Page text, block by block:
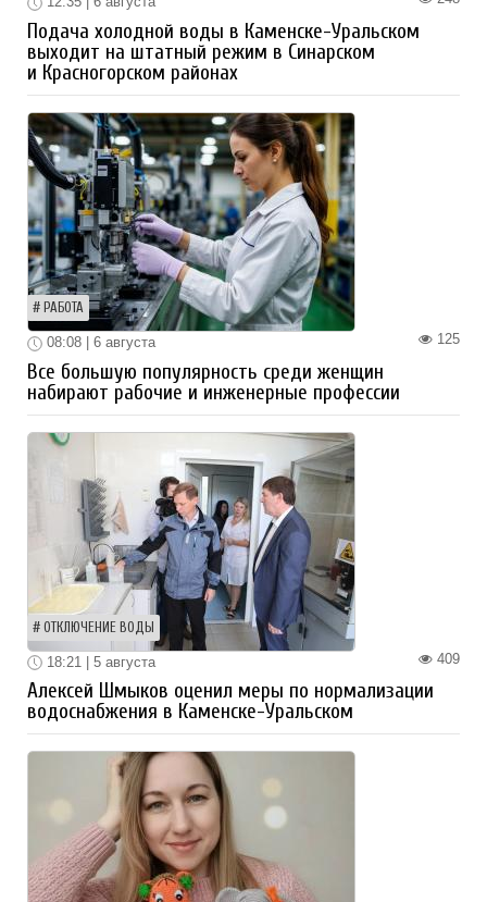
Подача холодной воды в Каменске-Уральском
выходит на штатный режим в Синарском
и Красногорском районах
РАБОТА
125
08:08 | 6 августа
Все большую популярность среди женщин
набирают рабочие и инженерные профессии
ОТКЛЮЧЕНИЕ ВОДЫ
409
18:21 | 5 августа
Алексей Шмыков оценил меры по нормализации
водоснабжения в Каменске-Уральском